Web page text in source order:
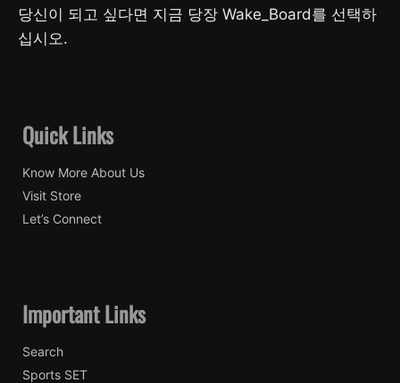
당신이 되고 싶다면 지금 당장 Wake_Board를 선택하
십시오.
Quick Links
Know More About Us
Visit Store
Let’s Connect
Important Links
Search
Sports SET